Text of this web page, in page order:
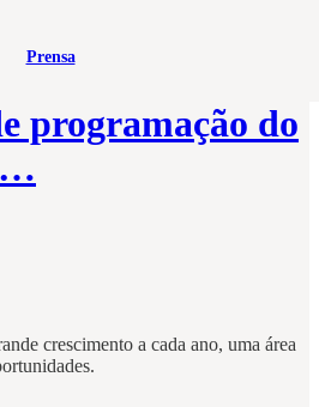
Prensa
programação do
crescimento a cada ano, uma área